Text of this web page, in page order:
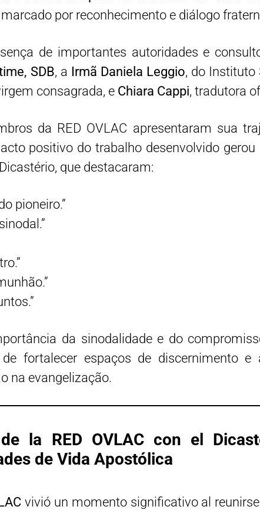
por reconhecimento e diálogo
de importantes autoridades e
SDB, a Irmã Daniela Leggio, do Instituto
consagrada, e Chiara Cappi, tradutora
da RED OVLAC apresentaram sua
positivo do trabalho desenvolvido
que destacaram:
pioneiro.”
da sinodalidade e do
fortalecer espaços de discernimento e
na evangelização.
la RED OVLAC con el
de Vida Apostólica
vivió un momento significativo al reunirse